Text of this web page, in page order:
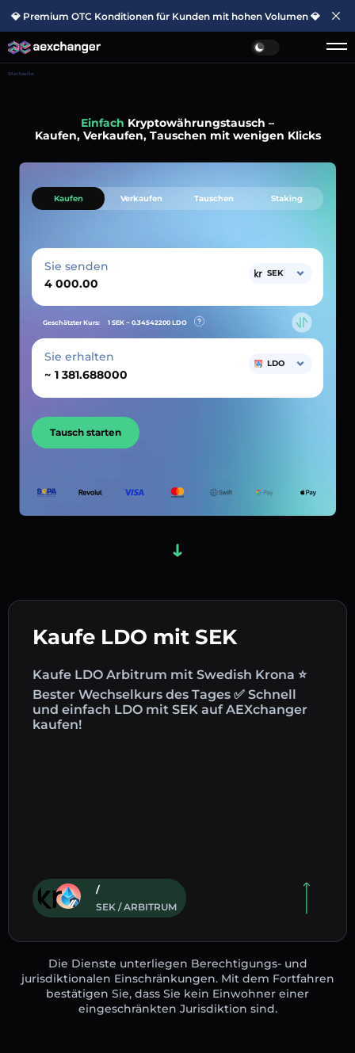
💎 Premium OTC Konditionen für Kunden mit hohen Volumen 💎
Startseite
Einfach Kryptowährungstausch –
Kaufen, Verkaufen, Tauschen mit wenigen Klicks
Kaufe LDO mit SEK
Kaufe LDO Arbitrum mit Swedish Krona ⭐
Bester Wechselkurs des Tages ✅ Schnell
und einfach LDO mit SEK auf AEXchanger
kaufen!
/
SEK / ARBITRUM
Kaufen Verkaufen Tauschen Staking
Sie senden SEK
Geschätzter Kurs: 1 SEK ~ 0.34542200 LDO
Sie erhalten
~
LDO
Tausch starten
Die Dienste unterliegen Berechtigungs- und
jurisdiktionalen Einschränkungen. Mit dem Fortfahren
bestätigen Sie, dass Sie kein Einwohner einer
eingeschränkten Jurisdiktion sind.